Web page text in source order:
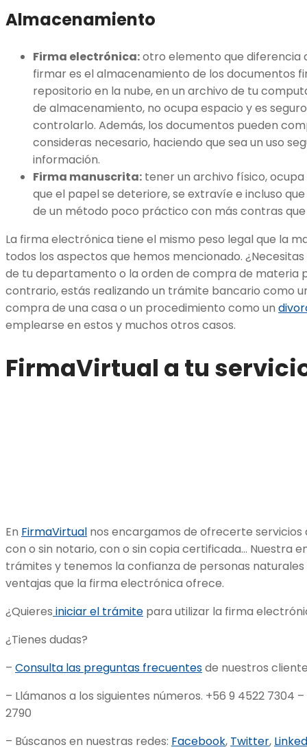
Almacenamiento
Firma electrónica:otro elemento que diferencia
firmar es el almacenamiento de los documentos
repositorio en la nube, en un archivo de tu
de almacenamiento, no ocupa espacio y es
controlarlo. Además, los documentos pueden
consideras necesario, haciendo que sea un uso
información.
Firma manuscrita: tener un archivo físico,
que el papel se deteriore, se extravíe e incluso
de un método poco práctico con más contras
La firma electrónica tiene el mismo peso legal que la
todos los aspectos que hemos mencionado.
de tu departamento o la orden de compra de materia
contrario, estás realizando un trámite bancario como
compra de una casa o un procedimiento como un
emplearse en estos y muchos otros casos.
FirmaVirtual a tu
En FirmaVirtual nos encargamos de ofrecerte servicios
con o sin notario, con o sin copia certificada… Nuestra
trámites y tenemos la confianza de personas
ventajas que la firma electrónica ofrece.
¿Quieres iniciar el trámite para utilizar la firma
¿Tienes dudas?
– Consulta las preguntas frecuentesde nuestros
– Llámanos a los siguientes números. +56 9 4522 7304
2790
– Búscanos en nuestras redes: Facebook, Twitter,